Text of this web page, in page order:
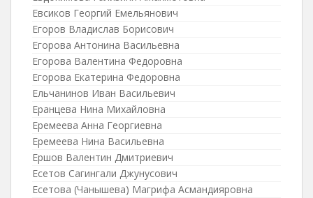
Евсиков Георгий Емельянович
Егоров Владислав Борисович
Егорова Антонина Васильевна
Егорова Валентина Федоровна
Егорова Екатерина Федоровна
Ельчанинов Иван Васильевич
Еранцева Нина Михайловна
Еремеева Анна Георгиевна
Еремеева Нина Васильевна
Ершов Валентин Дмитриевич
Есетов Сагингали Джунусович
Есетова (Чанышева) Магрифа Асмандияровна